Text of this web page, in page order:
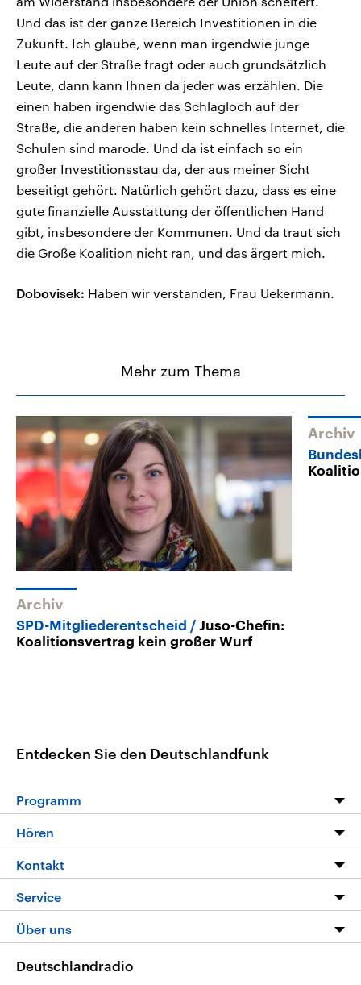
Und das ist der ganze Bereich Investitionen in die
Zukunft. Ich glaube, wenn man irgendwie junge
Leute auf der Straße fragt oder auch grundsätzlich
Leute, dann kann Ihnen da jeder was erzählen. Die
einen haben irgendwie das Schlagloch auf der
Straße, die anderen haben kein schnelles Internet, die
Schulen sind marode. Und da ist einfach so ein
großer Investitionsstau da, der aus meiner Sicht
beseitigt gehört. Natürlich gehört dazu, dass es eine
gute finanzielle Ausstattung der öffentlichen Hand
gibt, insbesondere der Kommunen. Und da traut sich
die Große Koalition nicht ran, und das ärgert mich.
Dobovisek: Haben wir verstanden, Frau Uekermann.
Mehr zum Thema
Archiv
SPD-Mitgliederentscheid
Juso-Chefin:
Koalitionsvertrag kein großer Wurf
Archiv
Entdecken Sie den Deutschlandfunk
Programm
Programm
Die Nachrichten
Nachrichtenleicht
Neue Beiträge auf dlf.de
Hören
Livestream
Podcasts
Deutschlandfunk App
Nachrichten App
Kontakt
Hörerservice
Service
FAQ
Veranstaltungen
Über uns
Deutschlandradio